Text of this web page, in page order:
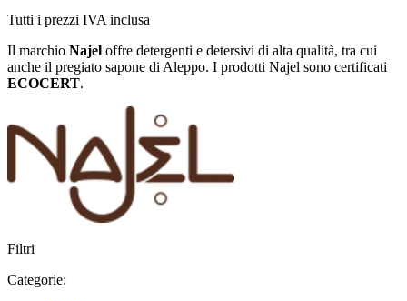
Tutti i prezzi IVA inclusa
Il marchio Najel offre detergenti e detersivi di alta qualità, tra cui
anche il pregiato sapone di Aleppo. I prodotti Najel sono certificati
ECOCERT.
Filtri
Categorie: